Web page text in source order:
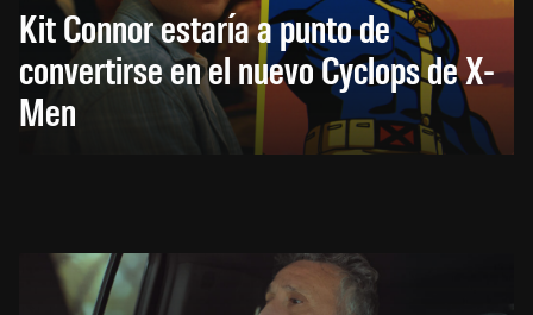
Kit Connor estaría a punto de
convertirse en el nuevo Cyclops de X-
Men